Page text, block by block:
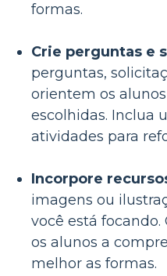
formas.
Crie perguntas e
perguntas,
orientem os
escolhidas. Inclua
atividades para
Incorpore
imagens ou
você está
os alunos a
melhor as formas.